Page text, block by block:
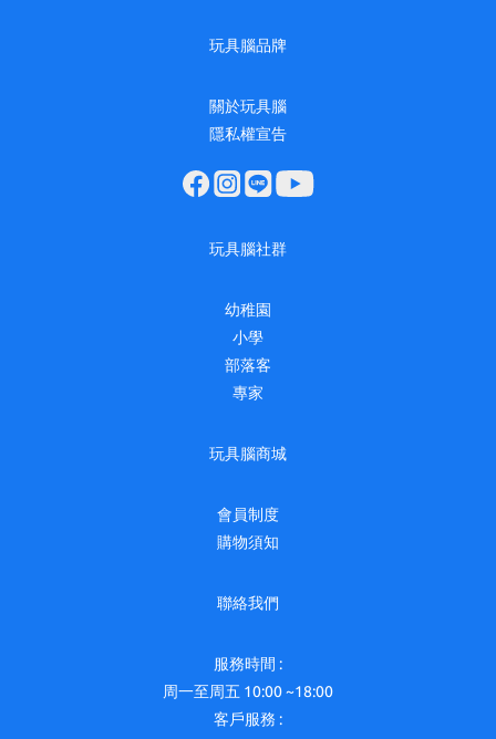
玩具腦品牌
關於玩具腦
隱私權宣告
玩具腦社群
幼稚園
小學
部落客
專家
玩具腦商城
會員制度
購物須知
聯絡我們
服務時間 :
周一至周五 10:00 ~18:00
客戶服務 :